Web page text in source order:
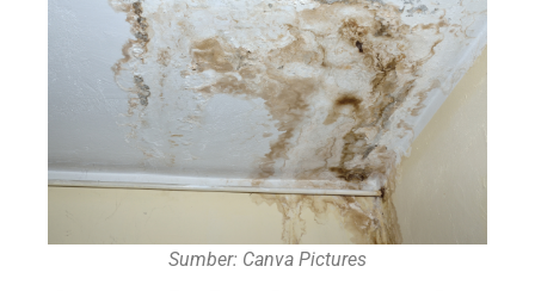
Sumber: Canva Pictures